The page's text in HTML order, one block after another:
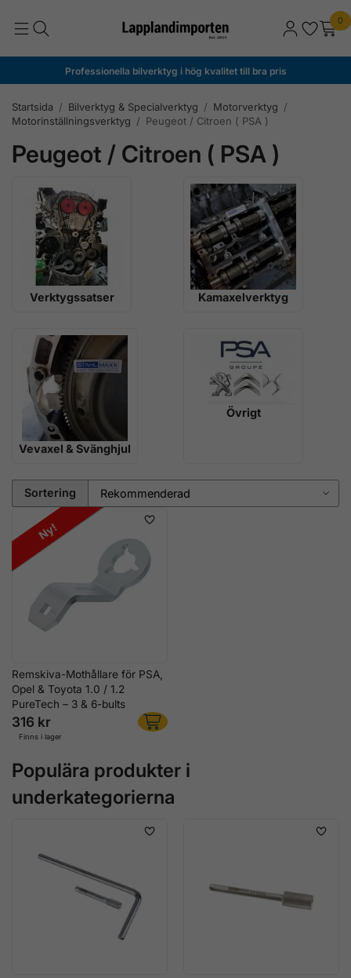
0
Professionella bilverktyg i hög kvalitet till bra pris
Startsida / Bilverktyg & Specialverktyg / Motorverktyg /
Motorinställningsverktyg / Peugeot / Citroen ( PSA )
Peugeot / Citroen ( PSA )
Verktygssatser Kamaxelverktyg
Vevaxel & Svänghjul
Övrigt
Sortering
Ny!
Remskiva-Mothållare för PSA,
Opel & Toyota 1.0 / 1.2
PureTech – 3 & 6-bults
316 kr
Finns i lager
Populära produkter i
underkategorierna